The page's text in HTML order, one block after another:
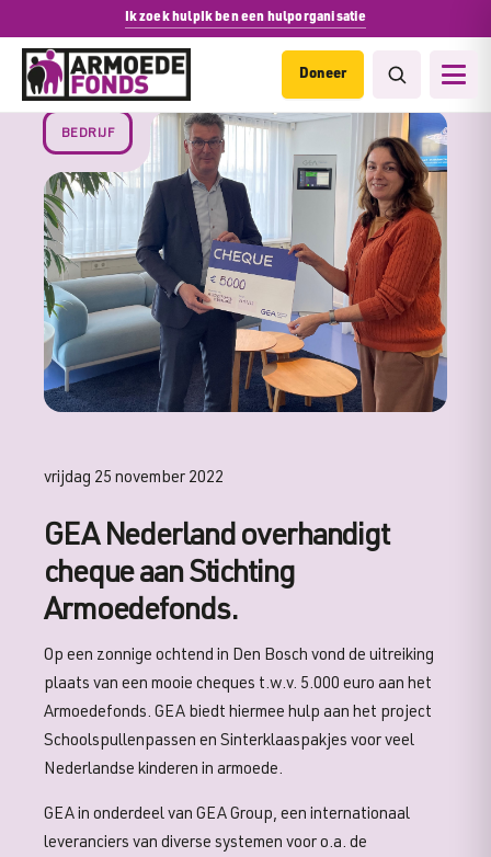
Ik zoek hulpIk ben een hulporganisatie
Doneer
BEDRIJF
vrijdag 25 november 2022
GEA Nederland overhandigt
cheque aan Stichting
Armoedefonds.
Op een zonnige ochtend in Den Bosch vond de uitreiking
plaats van een mooie cheques t.w.v. 5.000 euro aan het
Armoedefonds. GEA biedt hiermee hulp aan het project
Schoolspullenpassen en Sinterklaaspakjes voor veel
Nederlandse kinderen in armoede.
GEA in onderdeel van GEA Group, een internationaal
leveranciers van diverse systemen voor o.a. de